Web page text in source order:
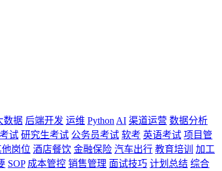
数据 后端开发 运维 Python AI 渠道运营 数据分析
试 研究生考试 公务员考试 软考 英语考试 项目管
岗位 酒店餐饮 金融保险 汽车出行 教育培训
加工
SOP 成本管控 销售管理 面试技巧 计划总结 综合